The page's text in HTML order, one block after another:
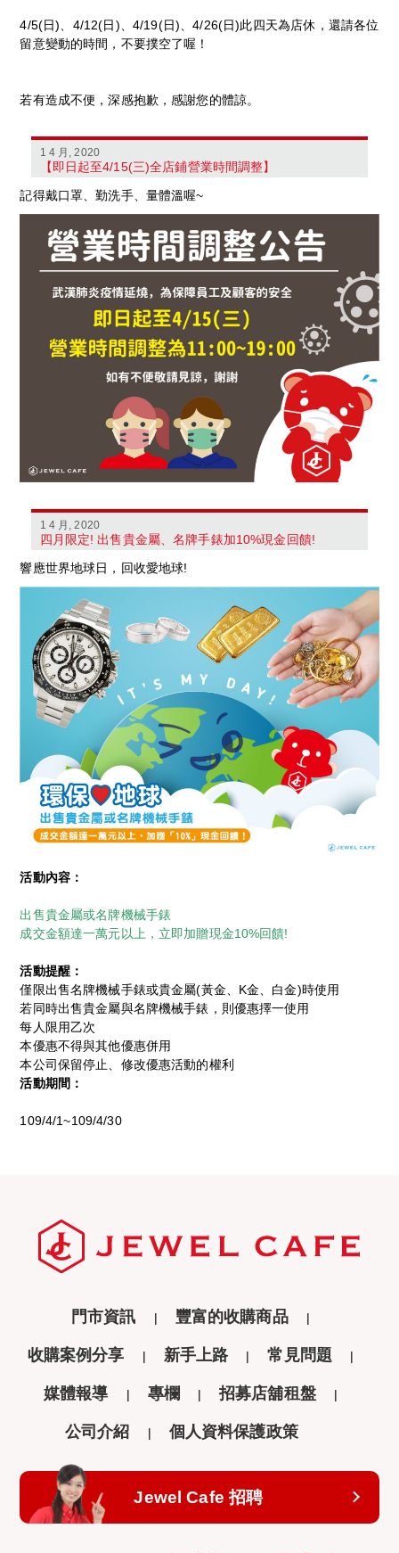
4/5(日)、4/12(日)、4/19(日)、4/26(日)此四天為店休，還請各位
留意變動的時間，不要撲空了喔！
若有造成不便，深感抱歉，感謝您的體諒。
1 4 月, 2020
【即日起至4/15(三)全店鋪營業時間調整】
記得戴口罩、勤洗手、量體溫喔~
1 4 月, 2020
四月限定! 出售貴金屬、名牌手錶加10%現金回饋!
響應世界地球日，回收愛地球!
活動內容：
出售貴金屬或名牌機械手錶
成交金額達一萬元以上，立即加贈現金10%回饋!
活動提醒：
僅限出售名牌機械手錶或貴金屬(黃金、K金、白金)時使用
若同時出售貴金屬與名牌機械手錶，則優惠擇一使用
每人限用乙次
本優惠不得與其他優惠併用
本公司保留停止、修改優惠活動的權利
活動期間：
109/4/1~109/4/30
門市資訊 豐富的收購商品
收購案例分享 新手上路 常見問題
媒體報導 專欄 招募店舖租盤
公司介紹 個人資料保護政策
Jewel Cafe 招聘